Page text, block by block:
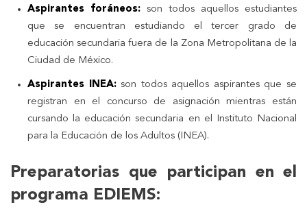
Aspirantes foráneos: son todos aquellos estudiantes
que se encuentran estudiando el tercer grado de
educación secundaria fuera de la Zona Metropolitana de la
Ciudad de México.
Aspirantes INEA: son todos aquellos aspirantes que se
registran en el concurso de asignación mientras están
cursando la educación secundaria en el Instituto Nacional
para la Educación de los Adultos (INEA).
Preparatorias que participan en el
programa EDIEMS: